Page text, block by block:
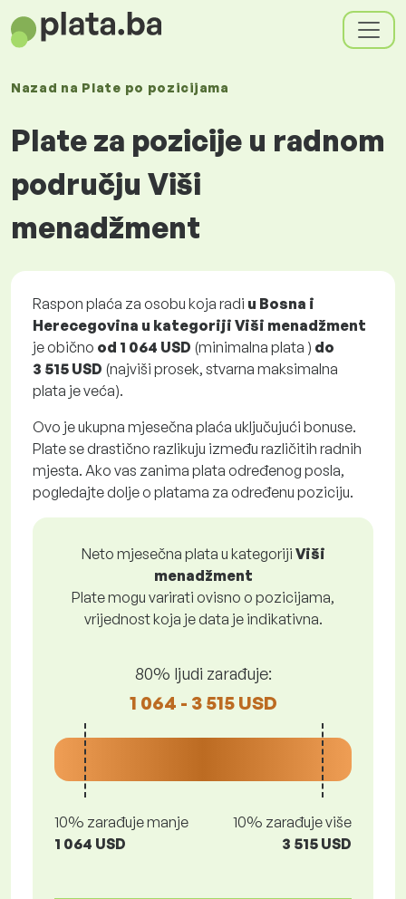
Nazad na Plate po pozicijama
Plate za pozicije u radnom
području Viši
menadžment
Raspon plaća za osobu koja radi u Bosna i
Herecegovina u kategoriji Viši menadžment
je obično od 1 064 USD (minimalna plata ) do
3 515 USD (najviši prosek, stvarna maksimalna
plata je veća).
Ovo je ukupna mjesečna plaća uključujući bonuse.
Plate se drastično razlikuju između različitih radnih
mjesta. Ako vas zanima plata određenog posla,
pogledajte dolje o platama za određenu poziciju.
Neto mjesečna plata u kategoriji Viši
menadžment
Plate mogu varirati ovisno o pozicijama,
vrijednost koja je data je indikativna.
80% ljudi zarađuje:
1 064 - 3 515 USD
10% zarađuje manje
1 064 USD
10% zarađuje više
3 515 USD